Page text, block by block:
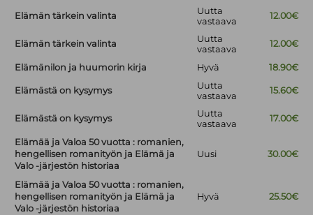
Elämän tärkein valinta
Uutta
vastaava
12.00€
Elämän tärkein valinta
Uutta
vastaava
12.00€
Elämänilon ja huumorin kirja Hyvä 18.90€
Elämästä on kysymys
Uutta
vastaava
15.60€
Elämästä on kysymys
Uutta
vastaava
17.00€
Elämää ja Valoa 50 vuotta : romanien,
hengellisen romanityön ja Elämä ja
Valo -järjestön historiaa
Uusi 30.00€
Elämää ja Valoa 50 vuotta : romanien,
hengellisen romanityön ja Elämä ja
Valo -järjestön historiaa
Hyvä 25.50€